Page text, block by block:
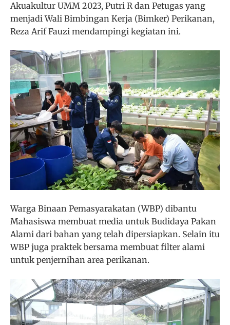
Akuakultur UMM 2023, Putri R dan Petugas yang
menjadi Wali Bimbingan Kerja (Bimker) Perikanan,
Reza Arif Fauzi mendampingi kegiatan ini.
Warga Binaan Pemasyarakatan (WBP) dibantu
Mahasiswa membuat media untuk Budidaya Pakan
Alami dari bahan yang telah dipersiapkan. Selain itu
WBP juga praktek bersama membuat filter alami
untuk penjernihan area perikanan.